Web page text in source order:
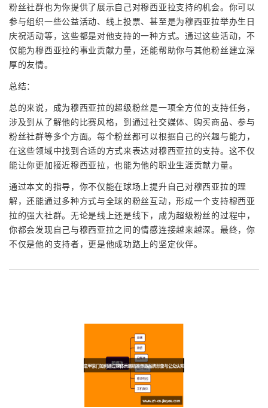
粉丝社群也为你提供了展示自己对穆西亚拉支持的机会。你可以
参与组织一些公益活动、线上投票、甚至是为穆西亚拉举办生日
庆祝活动等，这些都是对他支持的一种方式。通过这些活动，不
仅能为穆西亚拉的事业贡献力量，还能帮助你与其他粉丝建立深
厚的友情。
总结：
总的来说，成为穆西亚拉的超级粉丝是一项全方位的支持任务，
涉及到从了解他的比赛风格，到通过社交媒体、购买商品、参与
粉丝社群等多个方面。每个粉丝都可以根据自己的兴趣与能力，
在这些领域中找到合适的方式来表达对穆西亚拉的支持。这不仅
能让你更加接近穆西亚拉，也能为他的职业生涯贡献力量。
通过本文的指导，你不仅能在球场上提升自己对穆西亚拉的理
解，还能通过多种方式与全球的粉丝互动，形成一个支持穆西亚
拉的强大社群。无论是线上还是线下，成为超级粉丝的过程中，
你都会发现自己与穆西亚拉之间的情感连接越来越深。最终，你
不仅是他的支持者，更是他成功路上的坚定伙伴。